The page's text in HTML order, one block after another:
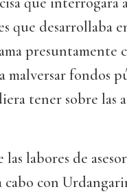
que desarrollaba
presuntamente
fondos
tener sobre las
labores de
con